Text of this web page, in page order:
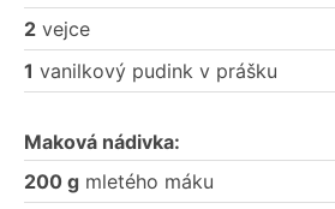
2 vejce
1 vanilkový pudink v prášku
Maková nádivka:
200 g mletého máku